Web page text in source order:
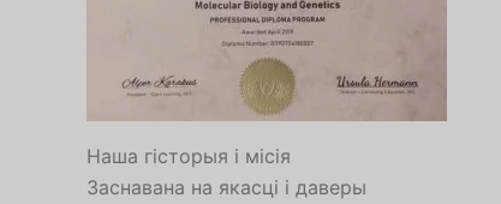
Наша гісторыя і місія
Заснавана на якасці і даверы